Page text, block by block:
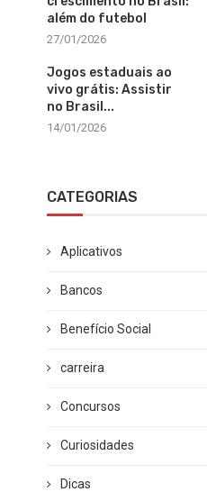
além do futebol
27/01/2026
Jogos estaduais ao
vivo grátis: Assistir
no Brasil...
14/01/2026
CATEGORIAS
Aplicativos
Bancos
Benefício Social
carreira
Concursos
Curiosidades
Dicas